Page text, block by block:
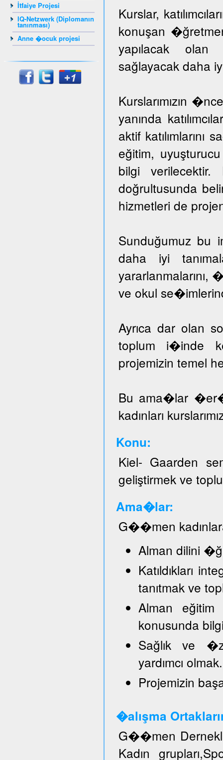
İtfaiye Projesi
IQ-Netzwerk (Diplomanın
tanınması)
Anne �ocuk projesi
Kurslar,
konuşan
yapılacak olan
sağlayacak daha
Kurslarımızın
yanında
aktif
eğitim,
bilgi verilecektir.
doğrultusunda
hizmetleri de
Sunduğumuz bu
daha iyi
yararlanmalarını,
ve okul
Ayrıca dar olan
toplum i�inde
projemizin temel
Bu ama�lar
kadınları
Konu:
Kiel- Gaarden
geliştirmek ve
Ama�lar:
G��men
Alman dilini
Katıldıkları
tanıtmak ve
Alman
konusunda
Sağlık ve
yardımcı olmak.
Projemizin
�alışma
G��men
Kadın